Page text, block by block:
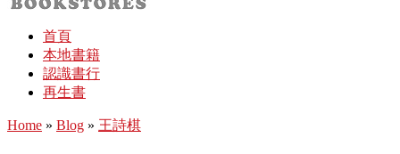
首頁
本地書籍
認識書行
再生書
Home » Blog » 王詩棋